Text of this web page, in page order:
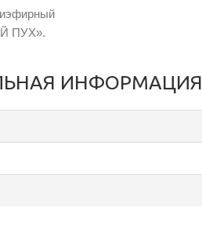
ПУХ».
ИНФОРМАЦИЯ